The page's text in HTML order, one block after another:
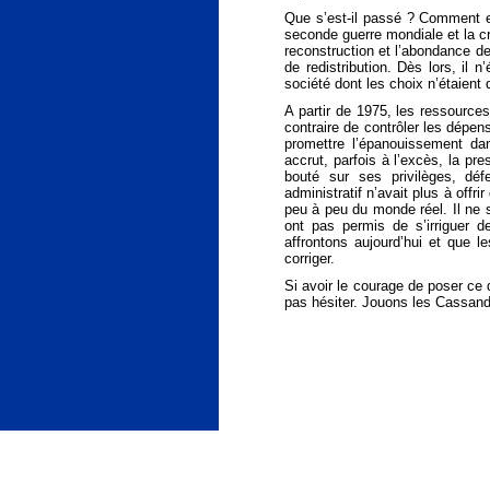
Que s’est-il passé ?
seconde guerre mondiale et la
reconstruction et l’abondance
de redistribution. Dès lors, il
société dont les choix
A partir de 1975, les
contraire de contrôler les
promettre l’épanouissement
accrut, parfois à l’excès, la
bouté sur ses privilèges,
administratif n’avait plus à
peu à peu du monde réel. Il ne
ont pas permis de s’irriguer
affrontons aujourd’hui et que
corriger.
Si avoir le courage de poser ce
pas hésiter. Jouons les